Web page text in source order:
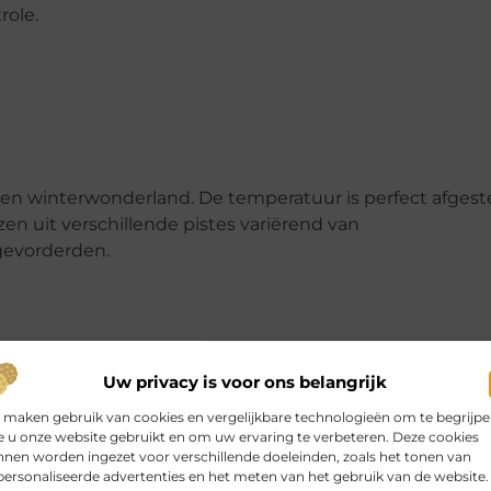
Uw privacy is voor ons belangrijk
maken gebruik van cookies en vergelijkbare technologieën om te
u onze website gebruikt en om uw ervaring te verbeteren. Deze cookies
worden ingezet voor verschillende doeleinden, zoals het tonen van
advertenties en het meten van het gebruik van de website.
winterwonderland. De temperatuur is perfect
uit verschillende pistes variërend van
een piste die bij jouw niveau past. Beginners
zich kunnen uitleven op steilere afdalingen.